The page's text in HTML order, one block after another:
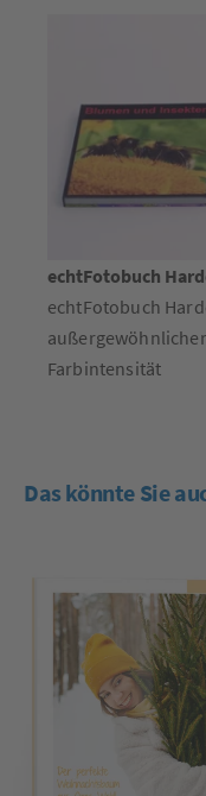
echtFotobuch
echtFotobuch
Farbintensität
Das könnte Sie